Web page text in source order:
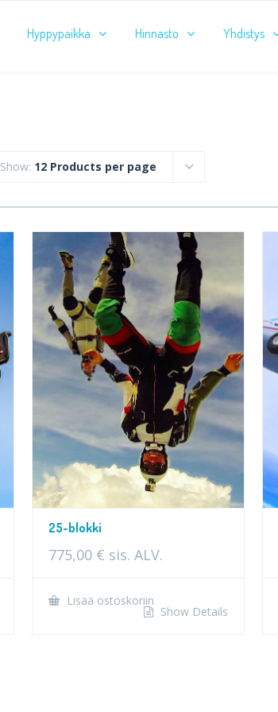
Hyppypaikka Hinnasto Yhdistys
Show: 12 Products per page
25-blokki
775,00 € sis. ALV.
Lisää ostoskoriin
Show Details